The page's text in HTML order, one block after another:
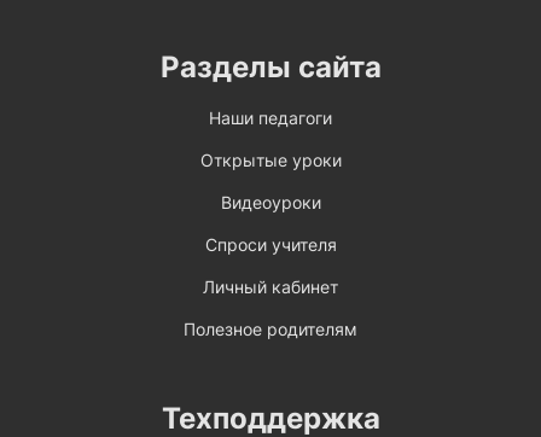
Разделы сайта
Наши педагоги
Открытые уроки
Видеоуроки
Спроси учителя
Личный кабинет
Полезное родителям
Техподдержка